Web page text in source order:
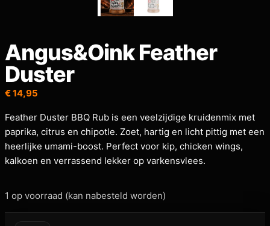
Angus&Oink Feather
Duster
€14,95
Feather Duster BBQ Rub is een veelzijdige kruidenmix met
paprika, citrus en chipotle. Zoet, hartig en licht pittig met een
heerlijke umami-boost. Perfect voor kip, chicken wings,
kalkoen en verrassend lekker op varkensvlees.
1 op voorraad (kan nabesteld worden)